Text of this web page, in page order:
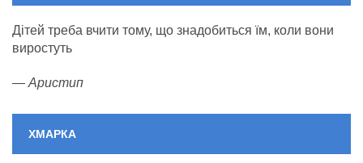
Дітей треба вчити тому, що знадобиться їм, коли вони
виростуть
— Аристип
ХМАРКА